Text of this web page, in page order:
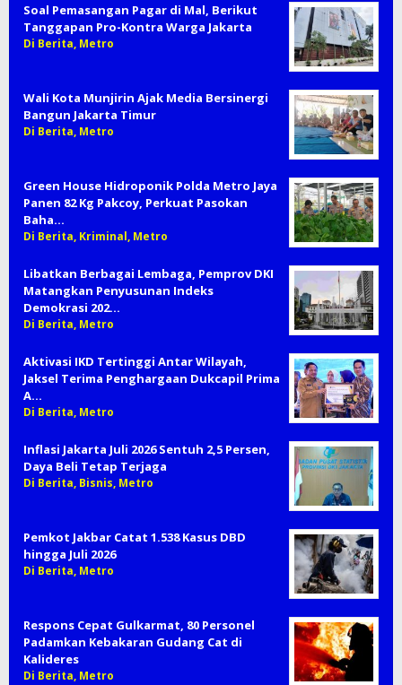
Soal Pemasangan Pagar di Mal, Berikut
Tanggapan Pro-Kontra Warga Jakarta
Di Berita, Metro
Wali Kota Munjirin Ajak Media Bersinergi
Bangun Jakarta Timur
Di Berita, Metro
Green House Hidroponik Polda Metro Jaya
Panen 82 Kg Pakcoy, Perkuat Pasokan
Baha…
Di Berita, Kriminal, Metro
Libatkan Berbagai Lembaga, Pemprov DKI
Matangkan Penyusunan Indeks
Demokrasi 202…
Di Berita, Metro
Aktivasi IKD Tertinggi Antar Wilayah,
Jaksel Terima Penghargaan Dukcapil Prima
A…
Di Berita, Metro
Inflasi Jakarta Juli 2026 Sentuh 2,5 Persen,
Daya Beli Tetap Terjaga
Di Berita, Bisnis, Metro
Pemkot Jakbar Catat 1.538 Kasus DBD
hingga Juli 2026
Di Berita, Metro
Respons Cepat Gulkarmat, 80 Personel
Padamkan Kebakaran Gudang Cat di
Kalideres
Di Berita, Metro